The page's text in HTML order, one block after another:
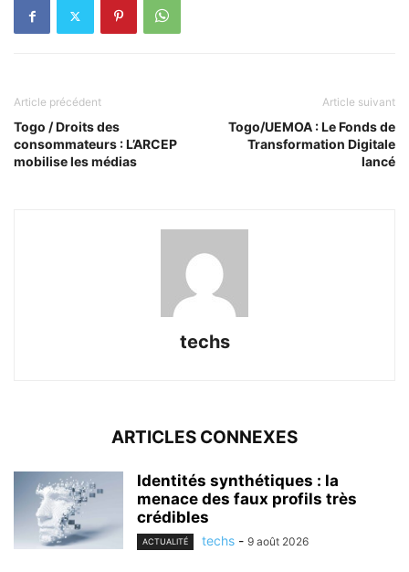
Article précédent
Togo / Droits des
consommateurs : L’ARCEP
mobilise les médias
Article suivant
Togo/UEMOA : Le Fonds de
Transformation Digitale
lancé
techs
ARTICLES CONNEXES
Identités synthétiques : la
menace des faux profils très
crédibles
ACTUALITÉ techs - 9 août 2026